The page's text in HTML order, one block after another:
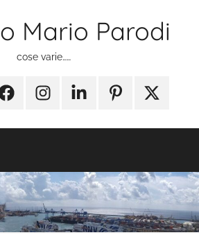
Mario Parodi
cose varie……
InstagramLinkedinPinterest
X
Twitter)